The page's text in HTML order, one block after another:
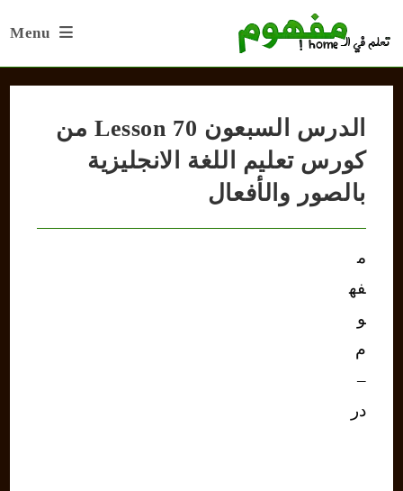
Menu
الدرس السبعون Lesson 70 من
كورس تعليم اللغة الانجليزية
بالصور والأفعال
م
فه
و
م
–
در